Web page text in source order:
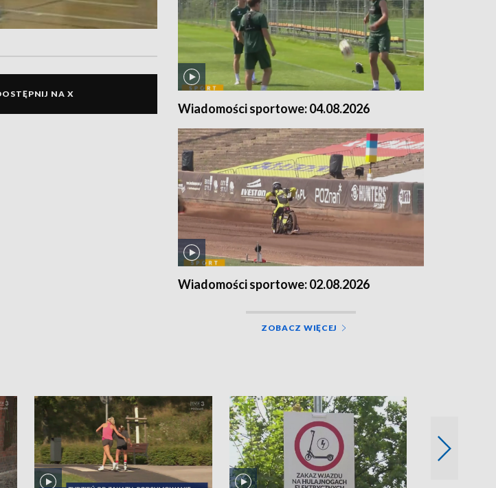
NA X
Wiadomości sportowe: 04.08.2026
Wiadomości sportowe: 02.08.2026
ZOBACZ WIĘCEJ